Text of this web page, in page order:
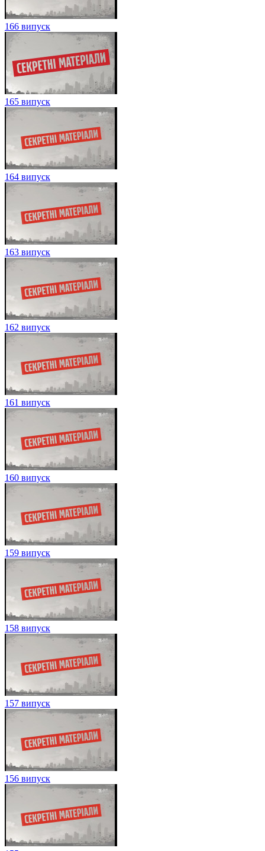
166 випуск
165 випуск
164 випуск
163 випуск
162 випуск
161 випуск
160 випуск
159 випуск
158 випуск
157 випуск
156 випуск